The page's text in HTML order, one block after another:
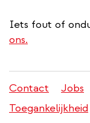
Iets fout of
ons.
Juridisch
menu
Contact Jobs
Toegankelijkheid